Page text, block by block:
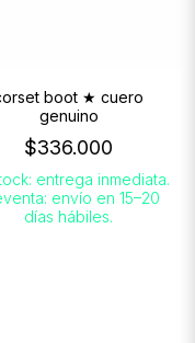
boot ★ cuero
genuino
$336.000
entrega inmediata.
envío en 15–20
días hábiles.